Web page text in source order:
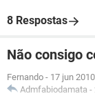
8 Respostas
Não consigo
Fernando - 17 jun
Admfabiodamata -